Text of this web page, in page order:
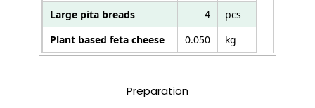
Large pita breads
4
pcs
Plant based feta cheese
0.050 kg
Preparation